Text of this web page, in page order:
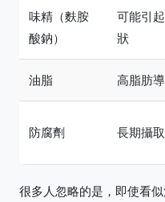
味精（麩胺
酸鈉）
可能引
狀
油脂 高脂肪
防腐劑 長期攝
很多人忽略的是，即使看